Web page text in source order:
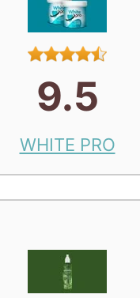
9.5
WHITE PRO